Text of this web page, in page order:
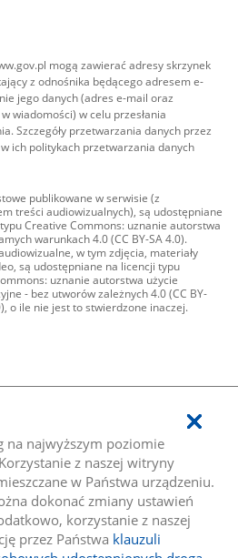
na najwyższym poziomie
z naszej witryny
w Państwa urządzeniu.
dokonać zmiany ustawień
korzystanie z naszej
przez Państwa klauzuli
mogą zawierać adresy skrzynek
z odnośnika będącego adresem e-
jego danych (adres e-mail oraz
wiadomości) w celu przesłania
Szczegóły przetwarzania danych przez
ich politykach przetwarzania danych
publikowane w serwisie (z
treści audiowizualnych), są udostępniane
Creative Commons: uznanie autorstwa
warunkach 4.0 (CC BY-SA 4.0).
w tym zdjęcia, materiały
są udostępniane na licencji typu
uznanie autorstwa użycie
- bez utworów zależnych 4.0 (CC BY-
o ile nie jest to stwierdzone inaczej.